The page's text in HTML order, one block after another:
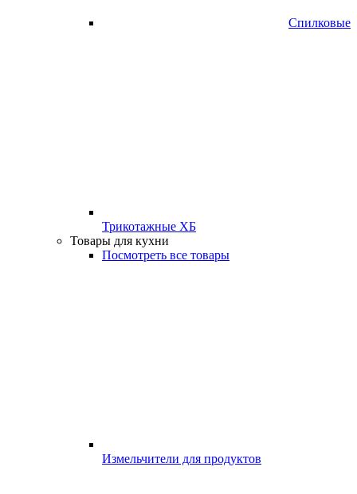
Спилковые
Трикотажные ХБ
Товары для кухни
Посмотреть все товары
Измельчители для продуктов